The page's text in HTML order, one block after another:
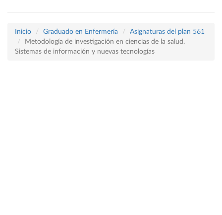
Inicio Graduado en Enfermería
Asignaturas del plan 561
Metodología de investigación en ciencias de la salud.
Sistemas de información y nuevas tecnologías